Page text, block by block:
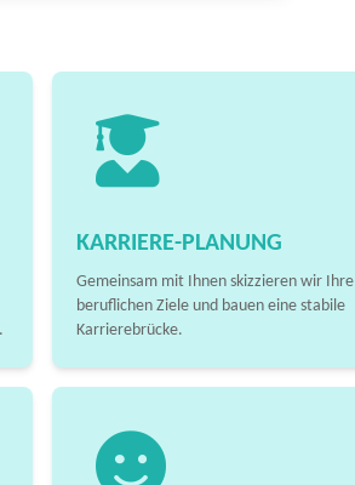
KARRIERE-PLANUNG
Gemeinsam mit Ihnen skizzieren wir Ihre
beruflichen Ziele und bauen eine stabile
Karrierebrücke.